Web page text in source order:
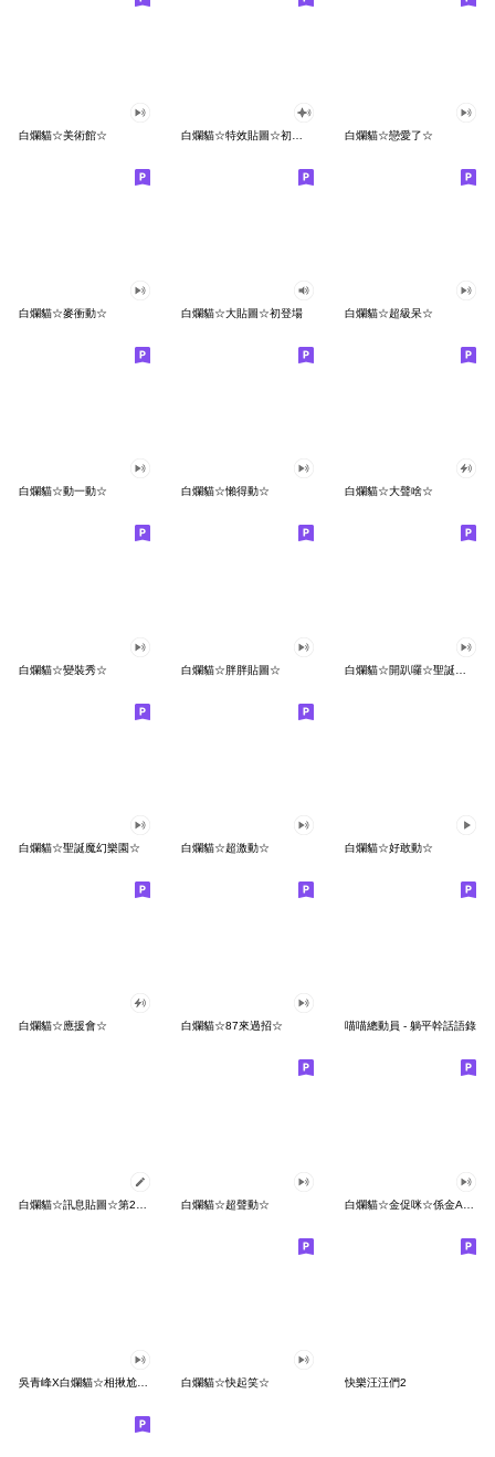
白爛貓☆美術館☆ 白爛貓☆戀愛了☆
白爛貓☆麥衝動☆ 白爛貓☆大貼圖☆初登場 白爛貓☆超級呆☆
白爛貓☆動一動☆ 白爛貓☆懶得動☆ 白爛貓☆大聲啥☆
白爛貓☆變裝秀☆ 白爛貓☆胖胖貼圖☆
白爛貓☆聖誕魔幻樂園☆ 白爛貓☆超激動☆ 白爛貓☆好敢動☆
白爛貓☆應援會☆ 白爛貓☆87來過招☆ 喵喵總動員 - 躺平幹話語錄
白爛貓☆超聲動☆
白爛貓☆快起笑☆ 快樂汪汪們2